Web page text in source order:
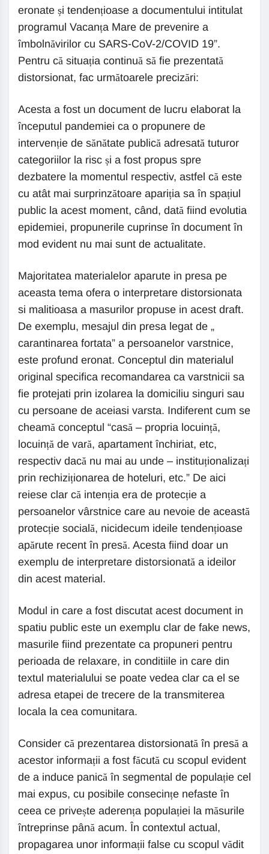
eronate și tendențioase a documentului intitulat
programul Vacanța Mare de prevenire a
îmbolnăvirilor cu SARS-CoV-2/COVID 19”.
Pentru că situația continuă să fie prezentată
distorsionat, fac următoarele precizări:
Acesta a fost un document de lucru elaborat la
începutul pandemiei ca o propunere de
intervenție de sănătate publică adresată tuturor
categoriilor la risc și a fost propus spre
dezbatere la momentul respectiv, astfel că este
cu atât mai surprinzătoare apariția sa în spațiul
public la acest moment, când, dată fiind evolutia
epidemiei, propunerile cuprinse în document în
mod evident nu mai sunt de actualitate.
Majoritatea materialelor aparute in presa pe
aceasta tema ofera o interpretare distorsionata
si malitioasa a masurilor propuse in acest draft.
De exemplu, mesajul din presa legat de „
carantinarea fortata” a persoanelor varstnice,
este profund eronat. Conceptul din materialul
original specifica recomandarea ca varstnicii sa
fie protejati prin izolarea la domiciliu singuri sau
cu persoane de aceiasi varsta. Indiferent cum se
cheamă conceptul “casă – propria locuință,
locuință de vară, apartament închiriat, etc,
respectiv dacă nu mai au unde – instituționalizați
prin rechiziționarea de hoteluri, etc.” De aici
reiese clar că intenția era de protecție a
persoanelor vârstnice care au nevoie de această
protecție socială, nicidecum ideile tendențioase
apărute recent în presă. Acesta fiind doar un
exemplu de interpretare distorsionată a ideilor
din acest material.
Modul in care a fost discutat acest document in
spatiu public este un exemplu clar de fake news,
masurile fiind prezentate ca propuneri pentru
perioada de relaxare, in conditiile in care din
textul materialului se poate vedea clar ca el se
adresa etapei de trecere de la transmiterea
locala la cea comunitara.
Consider că prezentarea distorsionată în presă a
acestor informații a fost făcută cu scopul evident
de a induce panică în segmental de populație cel
mai expus, cu posibile consecințe nefaste în
ceea ce privește aderența populației la măsurile
întreprinse până acum. În contextul actual,
propagarea unor informații false cu scopul vădit